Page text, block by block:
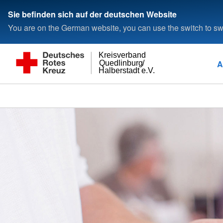
Sie befinden sich auf der deutschen Website
You are on the German website, you can use the switch to
Halberstadt e.V.
Quedlinburg/
Kreisverband